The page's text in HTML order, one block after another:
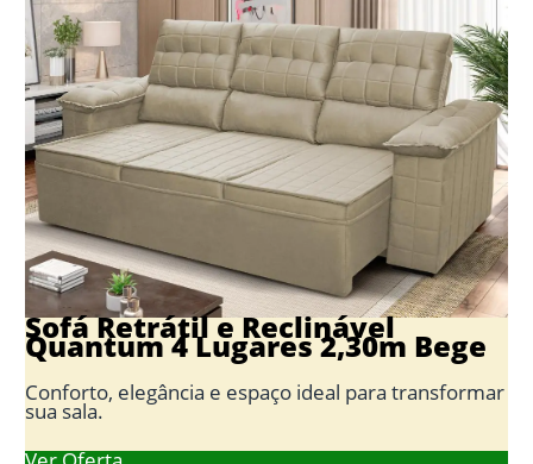
Sofá Retrátil e Reclinável
Quantum 4 Lugares 2,30m Bege
Conforto, elegância e espaço ideal para transformar
sua sala.